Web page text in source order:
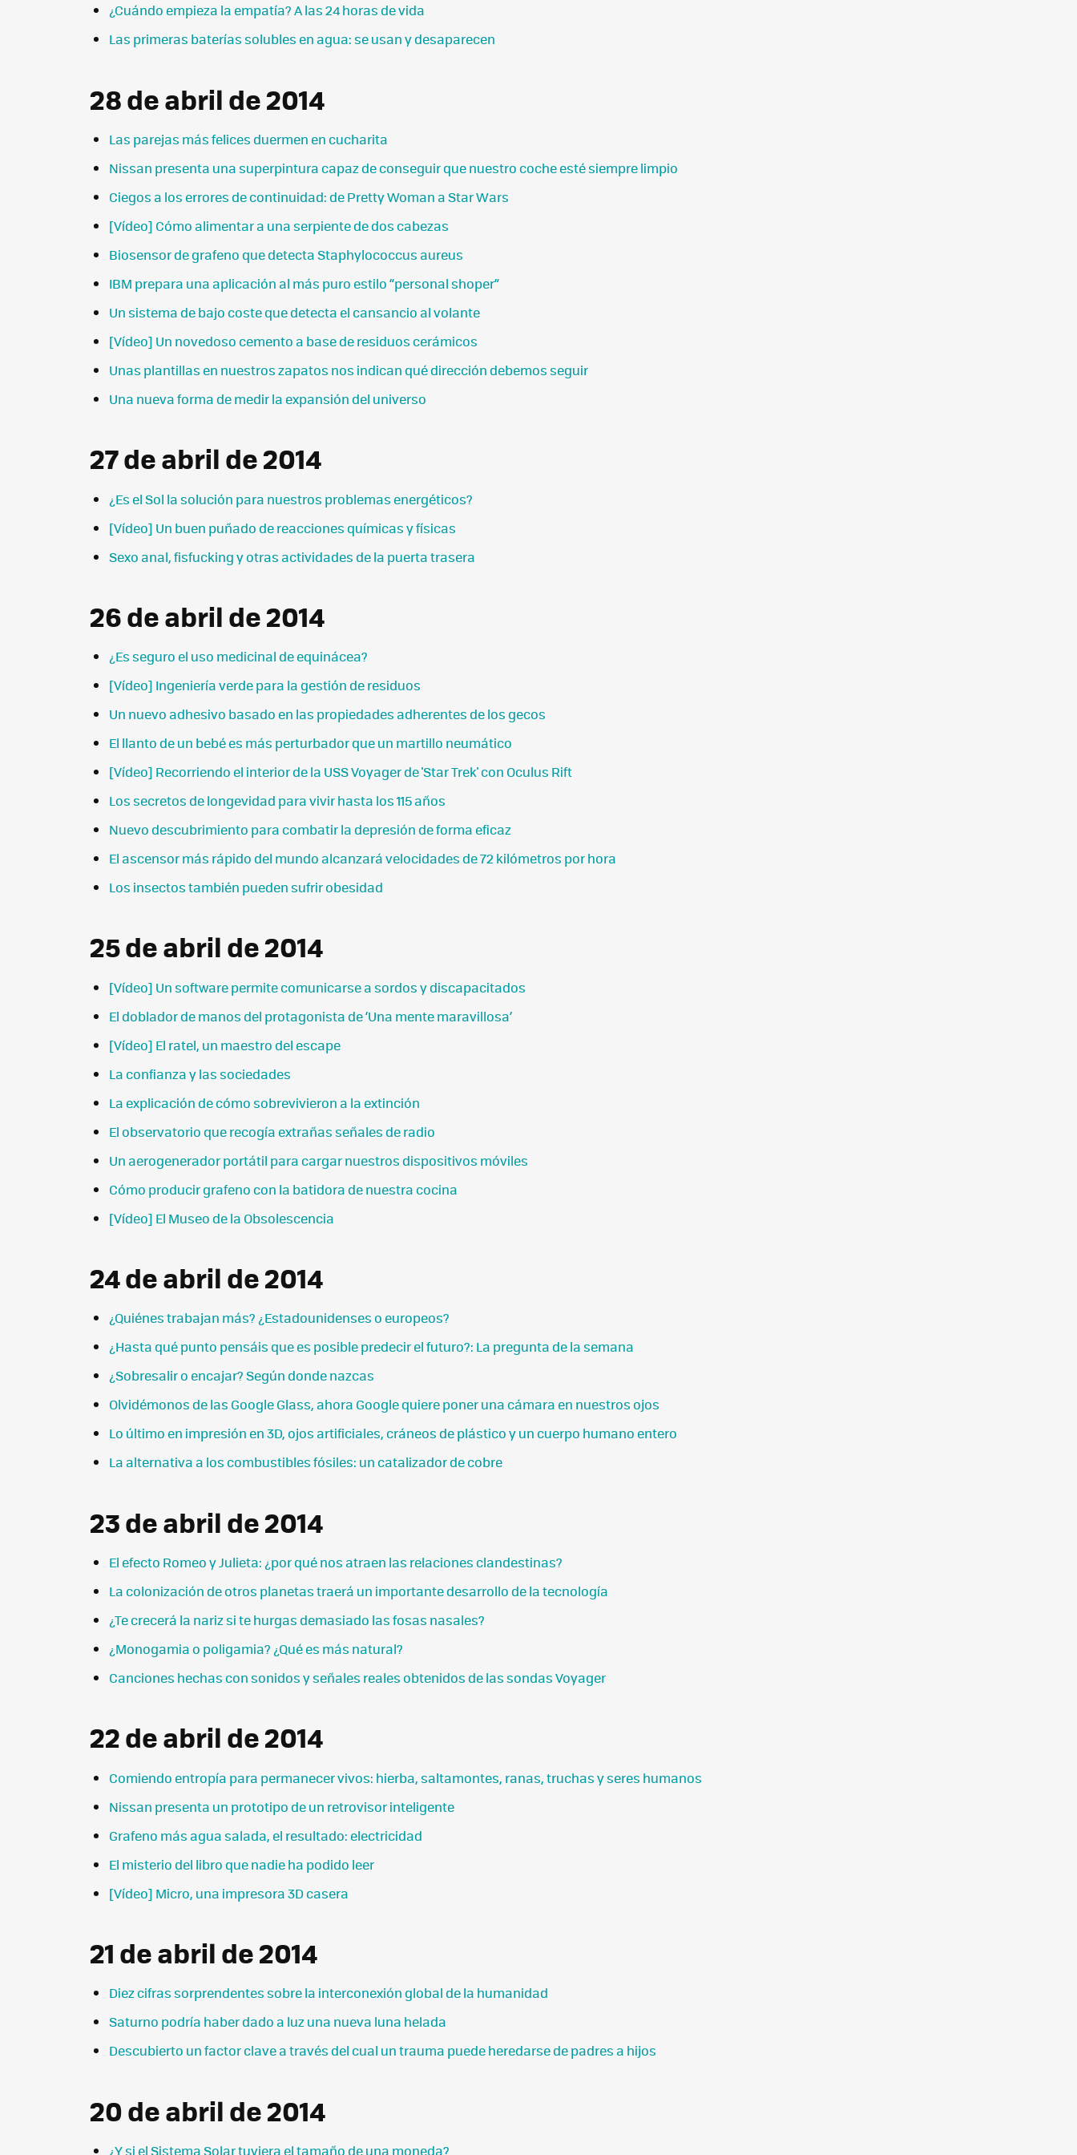
¿Cuándo empieza la empatía? A las 24 horas de vida
Las primeras baterías solubles en agua: se usan y desaparecen
28 de abril de 2014
Las parejas más felices duermen en cucharita
Nissan presenta una superpintura capaz de conseguir que nuestro coche esté siempre limpio
Ciegos a los errores de continuidad: de Pretty Woman a Star Wars
[Vídeo] Cómo alimentar a una serpiente de dos cabezas
Biosensor de grafeno que detecta Staphylococcus aureus
IBM prepara una aplicación al más puro estilo “personal shoper”
Un sistema de bajo coste que detecta el cansancio al volante
[Vídeo] Un novedoso cemento a base de residuos cerámicos
Unas plantillas en nuestros zapatos nos indican qué dirección debemos seguir
Una nueva forma de medir la expansión del universo
27 de abril de 2014
¿Es el Sol la solución para nuestros problemas energéticos?
[Vídeo] Un buen puñado de reacciones químicas y físicas
Sexo anal, fisfucking y otras actividades de la puerta trasera
26 de abril de 2014
¿Es seguro el uso medicinal de equinácea?
[Vídeo] Ingeniería verde para la gestión de residuos
Un nuevo adhesivo basado en las propiedades adherentes de los gecos
El llanto de un bebé es más perturbador que un martillo neumático
[Vídeo] Recorriendo el interior de la USS Voyager de 'Star Trek' con Oculus Rift
Los secretos de longevidad para vivir hasta los 115 años
Nuevo descubrimiento para combatir la depresión de forma eficaz
El ascensor más rápido del mundo alcanzará velocidades de 72 kilómetros por hora
Los insectos también pueden sufrir obesidad
25 de abril de 2014
[Vídeo] Un software permite comunicarse a sordos y discapacitados
El doblador de manos del protagonista de ‘Una mente maravillosa’
[Vídeo] El ratel, un maestro del escape
La confianza y las sociedades
La explicación de cómo sobrevivieron a la extinción
El observatorio que recogía extrañas señales de radio
Un aerogenerador portátil para cargar nuestros dispositivos móviles
Cómo producir grafeno con la batidora de nuestra cocina
[Vídeo] El Museo de la Obsolescencia
24 de abril de 2014
¿Quiénes trabajan más? ¿Estadounidenses o europeos?
¿Hasta qué punto pensáis que es posible predecir el futuro?: La pregunta de la semana
¿Sobresalir o encajar? Según donde nazcas
Olvidémonos de las Google Glass, ahora Google quiere poner una cámara en nuestros ojos
Lo último en impresión en 3D, ojos artificiales, cráneos de plástico y un cuerpo humano entero
La alternativa a los combustibles fósiles: un catalizador de cobre
23 de abril de 2014
El efecto Romeo y Julieta: ¿por qué nos atraen las relaciones clandestinas?
La colonización de otros planetas traerá un importante desarrollo de la tecnología
¿Te crecerá la nariz si te hurgas demasiado las fosas nasales?
¿Monogamia o poligamia? ¿Qué es más natural?
Canciones hechas con sonidos y señales reales obtenidos de las sondas Voyager
22 de abril de 2014
Comiendo entropía para permanecer vivos: hierba, saltamontes, ranas, truchas y seres humanos
Nissan presenta un prototipo de un retrovisor inteligente
Grafeno más agua salada, el resultado: electricidad
El misterio del libro que nadie ha podido leer
[Vídeo] Micro, una impresora 3D casera
21 de abril de 2014
Diez cifras sorprendentes sobre la interconexión global de la humanidad
Saturno podría haber dado a luz una nueva luna helada
Descubierto un factor clave a través del cual un trauma puede heredarse de padres a hijos
20 de abril de 2014
¿Y si el Sistema Solar tuviera el tamaño de una moneda?